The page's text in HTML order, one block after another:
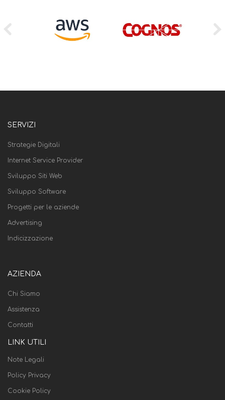
SERVIZI
Strategie Digitali
Internet Service Provider
Sviluppo Siti Web
Sviluppo Software
Progetti per le aziende
Advertising
Indicizzazione
AZIENDA
Chi Siamo
Assistenza
Contatti
LINK UTILI
Note Legali
Policy Privacy
Cookie Policy